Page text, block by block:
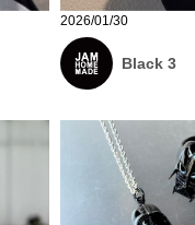
2026/01/30
Black 3